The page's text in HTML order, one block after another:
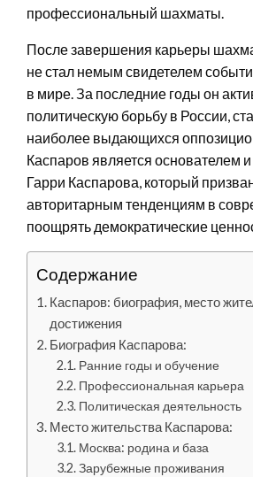
профессиональный шахматы.
После завершения карьеры
не стал немым свидетелем
в мире. За последние годы он
политическую борьбу в России,
наиболее выдающихся
Каспаров является основателем
Гарри Каспарова, который
авторитарным тенденциям в
поощрять демократические
Содержание
Каспаров: биография, место
достижения
Биография Каспарова:
Ранние годы и обучение
Профессиональная карьера
Политическая деятельность
Место жительства Каспарова:
Москва: родина и база
Зарубежные проживания